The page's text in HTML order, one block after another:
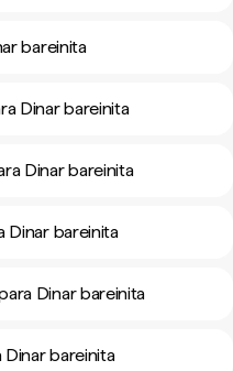
bareinita
Dinar bareinita
Dinar bareinita
Dinar bareinita
Dinar bareinita
Dinar bareinita